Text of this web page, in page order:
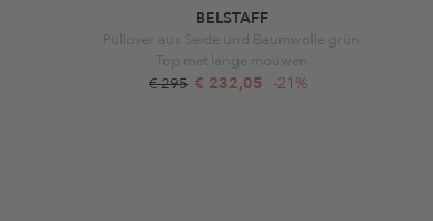
BELSTAFF
Pullover aus Seide und Baumwolle grün
Top met lange mouwen
€ 295 € 232,05 -21%